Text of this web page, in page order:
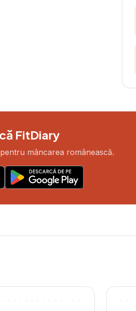
FitDiary
mâncarea românească.